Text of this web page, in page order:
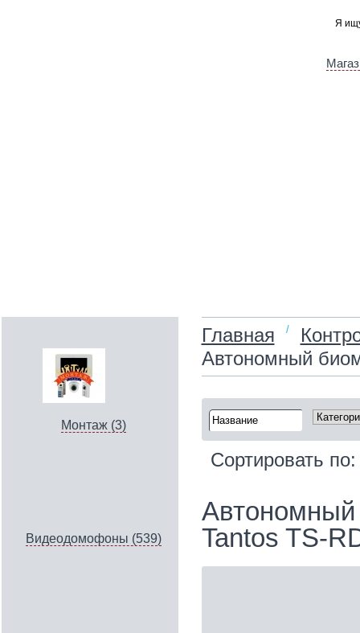
Монтаж (3)
Видеодомофоны (539)
Главная /
Автономный
Сортировать
Автономный
Tantos TS-